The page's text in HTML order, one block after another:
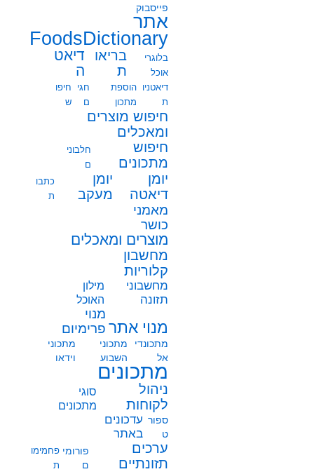
פייסבוק
אתר
FoodsDictionary
בלוגרי
אוכל
בריאו
ת
דיאט
ה
דיאטניו
ת
הוספת
מתכון
חגי
ם
חיפו
ש
חיפוש מוצרים
ומאכלים
חיפוש
מתכונים
חלבוני
ם
יומן
דיאטה
יומן
מעקב
כתבו
ת
מאמני
כושר
מוצרים ומאכלים
מחשבון
קלוריות
מחשבוני
תזונה
מילון
האוכל
מנוי אתר
מנוי
פרימיום
מתכונדי
אל
מתכוני
השבוע
מתכוני
וידאו
מתכונים
ניהול
לקוחות
סוגי
מתכונים
ספור
ט
עדכונים
באתר
ערכים
תזונתיים
פורומי
ם
פחמימו
ת